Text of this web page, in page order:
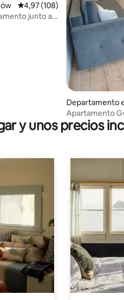
Calificación promedio: 4,97
4,97 (108)
junto al
Departamento
óry
Apartamento
y unos precios